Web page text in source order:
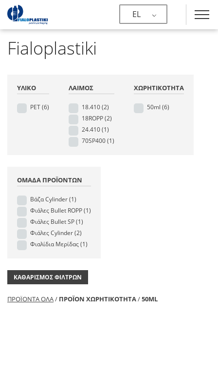
EL
Fialoplastiki
ΥΛΙΚΌ
PET(6)
ΛΑΙΜΌΣ
18.410(2)
18ROPP(2)
24.410(1)
70SP400(1)
ΧΩΡΗΤΙΚΌΤΗΤΑ
50ml (6)
ΟΜΆΔΑ ΠΡΟΪΌΝΤΩΝ
Βάζα Cylinder(1)
Φιάλες Bullet ROPP(1)
Φιάλες Bullet SP(1)
Φιάλες Cylinder(2)
Φιαλίδια Μερίδας(1)
ΚΑΘΑΡΙΣΜΌΣ ΦΊΛΤΡΩΝ
ΠΡΟΪΌΝΤΑ ΌΛΑ/ ΠΡΟΪΌΝ ΧΩΡΗΤΙΚΟΤΗΤΑ/50ML